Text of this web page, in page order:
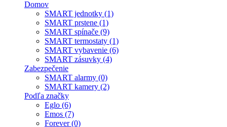
Domov
SMART jednotky (1)
SMART prstene (1)
SMART spínače (9)
SMART termostaty (1)
SMART vybavenie (6)
SMART zásuvky (4)
Zabezpečenie
SMART alarmy (0)
SMART kamery (2)
Podľa značky
Eglo (6)
Emos (7)
Forever (0)